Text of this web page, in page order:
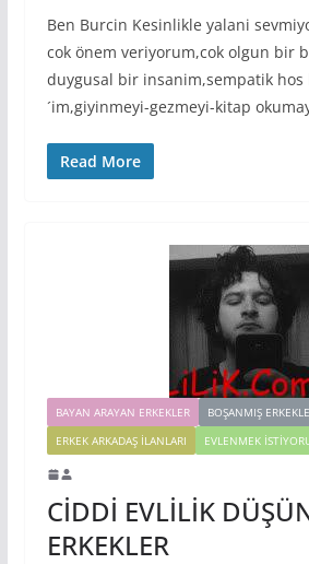
Ben Burcin Kesinlikle yalani
cok önem veriyorum,cok olgun bir
duygusal bir insanim,sempatik hos
´im,giyinmeyi-gezmeyi-kitap
Read More
BAYAN ARAYAN ERKEKLER
BOŞANMIŞ
ERKEK ARKADAŞ ILANLARI
EVLENMEK
CİDDİ EVLİLİK
ERKEKLER